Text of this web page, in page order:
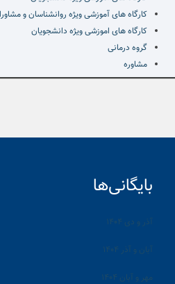
کارگاه های آموزشی ویژه روانشناسان و
کارگاه های اموزشی ویژه دانشجویان
گروه درمانی
مشاوره
بایگانی‌ها
آذر و دی ۱۴۰۴
آبان و آذر ۱۴۰۴
مهر و آبان ۱۴۰۴